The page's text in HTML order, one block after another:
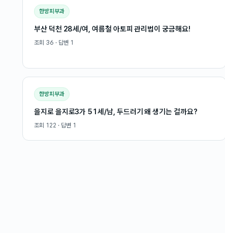
한방피부과
부산 덕천 28세/여, 여름철 아토피 관리법이 궁금해요!
조회 36 · 답변 1
한방피부과
을지로 을지로3가 51세/남, 두드러기 왜 생기는 걸까요?
조회 122 · 답변 1